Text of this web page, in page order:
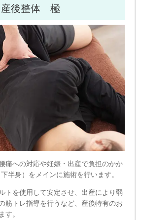
産後整体 極
痛への対応や妊娠・出産で負担のかか
半身）をメインに施術を行います。
トを使用して安定させ、出産により弱
筋トレ指導を行うなど、産後特有のお
す。